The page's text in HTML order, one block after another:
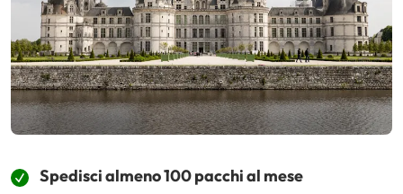
Spedisci almeno 100 pacchi al mese